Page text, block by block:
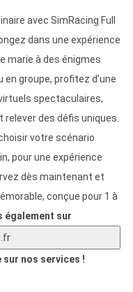
avec SimRacing Full
dans une expérience
marie à des énigmes
groupe, profitez d’une
spectaculaires,
des défis uniques.
votre scénario
pour une expérience
dès maintenant et
conçue pour 1 à
également sur
nos services !